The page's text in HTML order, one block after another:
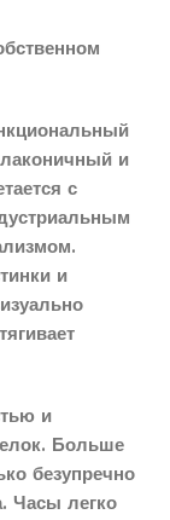
и
с
и
и
Больше
безупречно
Часы легко